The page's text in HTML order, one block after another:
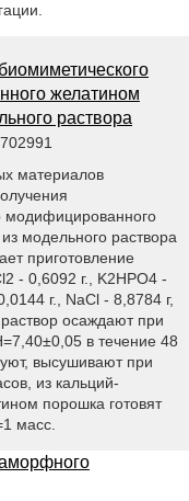
желатином
раствора
материалов
модифицированного
модельного раствора
приготовление
- 0,6092 г., K2HPO4 -
г., NaCl - 8,8784 г,
осаждают при
в течение 48
высушивают при
из кальций-
порошка готовят
масс.